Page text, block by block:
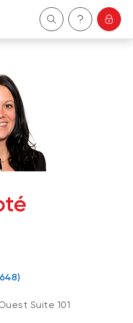
Suite 101